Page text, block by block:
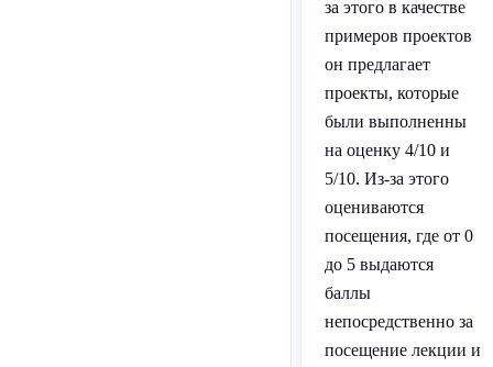
за этого в качестве
примеров проектов
он предлагает
проекты, которые
были выполненны
на оценку 4/10 и
5/10. Из-за этого
оцениваются
посещения, где от 0
до 5 выдаются
баллы
непосредственно за
посещение лекции и